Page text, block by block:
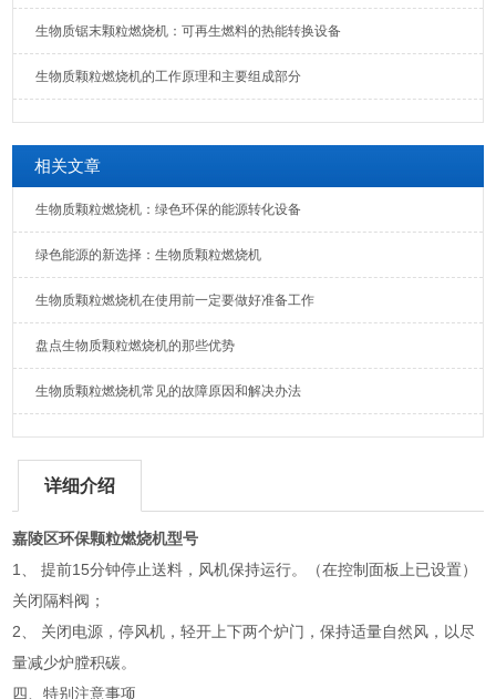
生物质锯末颗粒燃烧机：可再生燃料的热能转换设备
生物质颗粒燃烧机的工作原理和主要组成部分
相关文章
生物质颗粒燃烧机：绿色环保的能源转化设备
绿色能源的新选择：生物质颗粒燃烧机
生物质颗粒燃烧机在使用前一定要做好准备工作
盘点生物质颗粒燃烧机的那些优势
生物质颗粒燃烧机常见的故障原因和解决办法
详细介绍
嘉陵区环保颗粒燃烧机型号
1、 提前15分钟停止送料，风机保持运行。（在控制面板上已设置）
关闭隔料阀；
2、 关闭电源，停风机，轻开上下两个炉门，保持适量自然风，以尽
量减少炉膛积碳。
四、特别注意事项